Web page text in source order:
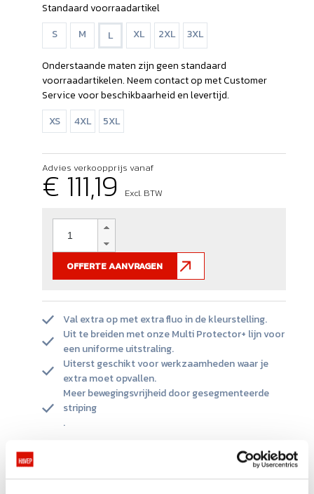
Standaard voorraadartikel
S
M L XL 2XL 3XL
Onderstaande maten zijn geen standaard
voorraadartikelen. Neem contact op met Customer
Service voor beschikbaarheid en levertijd.
XS
4XL 5XL
Advies verkoopprijs vanaf
€ 111,19 Excl. BTW
OFFERTE AANVRAGEN
Val extra op met extra fluo in de kleurstelling.
Uit te breiden met onze Multi Protector+ lijn voor
een uniforme uitstraling.
Uiterst geschikt voor werkzaamheden waar je
extra moet opvallen.
Meer bewegingsvrijheid door gesegmenteerde
striping
.
PRODUCT INFORMATIE